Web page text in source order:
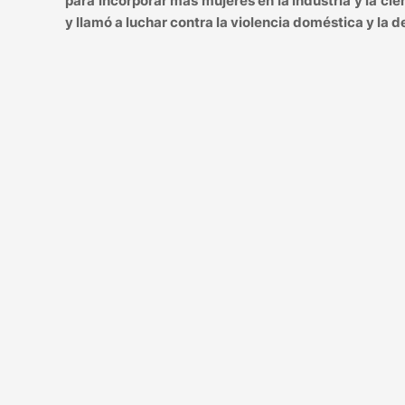
y llamó a luchar contra la violencia doméstica y la